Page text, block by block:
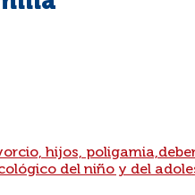
hijos,
del niño y del